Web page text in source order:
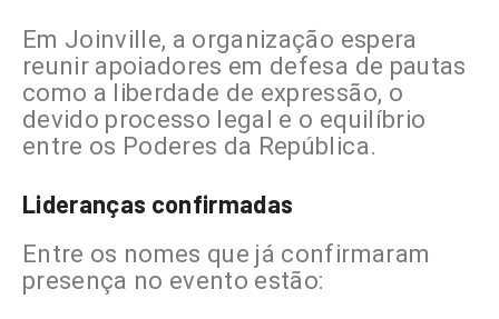
Em Joinville, a organização espera
reunir apoiadores em defesa de pautas
como a liberdade de expressão, o
devido processo legal e o equilíbrio
entre os Poderes da República.
Lideranças confirmadas
Entre os nomes que já confirmaram
presença no evento estão: